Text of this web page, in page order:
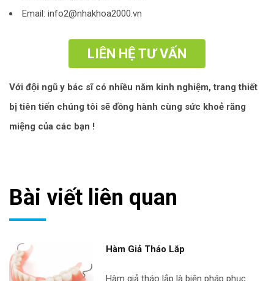
Email: info2@nhakhoa2000.vn
LIÊN HỆ TƯ VẤN
Với đội ngũ y bác sĩ có nhiều năm kinh nghiệm, trang thiết
bị tiên tiến chúng tôi sẽ đồng hành cùng sức khoẻ răng
miệng của các bạn !
Bài viết liên quan
Hàm Giả Tháo Lắp
Hàm giả tháo lắp là biện pháp phục